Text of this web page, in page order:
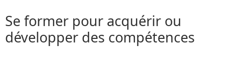
Se former pour acquérir ou
développer des compétences